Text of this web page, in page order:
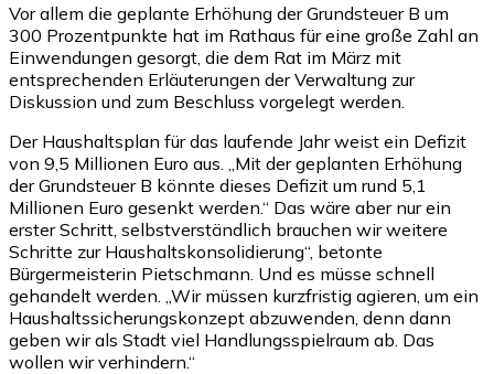
Vor allem die geplante Erhöhung der Grundsteuer B um
300 Prozentpunkte hat im Rathaus für eine große Zahl an
Einwendungen gesorgt, die dem Rat im März mit
entsprechenden Erläuterungen der Verwaltung zur
Diskussion und zum Beschluss vorgelegt werden.
Der Haushaltsplan für das laufende Jahr weist ein Defizit
von 9,5 Millionen Euro aus. „Mit der geplanten Erhöhung
der Grundsteuer B könnte dieses Defizit um rund 5,1
Millionen Euro gesenkt werden.“ Das wäre aber nur ein
erster Schritt, selbstverständlich brauchen wir weitere
Schritte zur Haushaltskonsolidierung“, betonte
Bürgermeisterin Pietschmann. Und es müsse schnell
gehandelt werden. „Wir müssen kurzfristig agieren, um ein
Haushaltssicherungskonzept abzuwenden, denn dann
geben wir als Stadt viel Handlungsspielraum ab. Das
wollen wir verhindern.“